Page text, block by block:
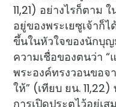
11,21) อย่างไรก็ตาม
อยู่ของพระเยซูเจ้าก็
ขึ้นในหัวใจของนักบุ
ความเชื่อของตนว่า
พระองค์ทรงวอนขอจ
ให้” (เทียบ ยน.
การเปิดประตูไว้อยู่เ